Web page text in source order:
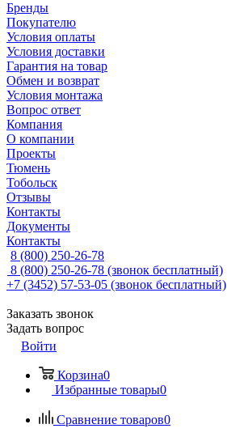
Бренды
Покупателю
Условия оплаты
Условия доставки
Гарантия на товар
Обмен и возврат
Условия монтажа
Вопрос ответ
Компания
О компании
Проекты
Тюмень
Тобольск
Отзывы
Контакты
Документы
Контакты
8 (800) 250-26-78
8 (800) 250-26-78 (звонок бесплатный)
+7 (3452) 57-53-05 (звонок бесплатный)
Заказать звонок
Задать вопрос
Войти
Корзина0
Избранные товары0
Сравнение товаров0